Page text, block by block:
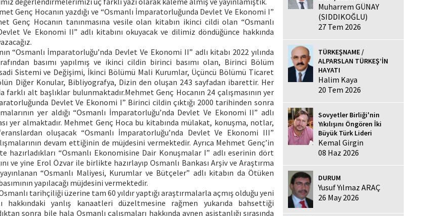
Genç Hocanın yazdığı ve “Osmanlı İmparatorluğunda Devlet Ve Ekonomi I”
Genç Hocanın tanınmasına vesile olan kitabın ikinci cildi olan “Osmanlı
Ve Ekonomi II” adlı kitabını okuyacak ve dilimiz döndüğünce hakkında
“Osmanlı İmparatorluğu’nda Devlet Ve Ekonomi II” adlı kitabı 2022 yılında
basımı yapılmış ve ikinci cildin birinci basımı olan, Birinci Bölüm
Sistemi ve Değişimi, İkinci Bölümü Mali Kurumlar, Üçüncü Bölümü Ticaret
Diğer Konular, Bibliyografya, Dizin den oluşan 243 sayfadan ibarettir. Her
farklı alt başlıklar bulunmaktadır.Mehmet Genç Hocanın 24 çalışmasının yer
Devlet Ve Ekonomi I” Birinci cildin çıktığı 2000 tarihinden sonra
yer aldığı “Osmanlı İmparatorluğu’nda Devlet Ve Ekonomi II” adlı
yer almaktadır. Mehmet Genç Hoca bu kitabında mülakat, konuşma, notlar,
oluşacak “Osmanlı İmparatorluğu’nda Devlet Ve Ekonomi III”
devam ettiğinin de müjdesini vermektedir. Ayrıca Mehmet Genç’in
hazırladıkları “Osmanlı Ekonomisine Dair Konuşmalar I” adlı eserinin dört
ve yine Erol Özvar ile birlikte hazırlayıp Osmanlı Bankası Arşiv ve Araştırma
“Osmanlı Maliyesi, Kurumlar ve Bütçeler” adlı kitabın da Ötüken
yapılacağı müjdesini vermektedir.
tarihçiliği üzerine tam 60 yıldır yaptığı araştırmalarla açmış olduğu yeni
hakkındaki yanlış kanaatleri düzeltmesine rağmen yukarıda bahsettiği
sonra bile hala Osmanlı çalışmaları hakkında aynen asistanlığı sırasında
Muharrem GÜNAY
(SIDDIKOĞLU)
27 Tem 2026
TÜRKEŞNAME /
ALPARSLAN TÜRKEŞ’İN
HAYATI
Halim Kaya
20 Tem 2026
Sovyetler Birliği'nin
Yıkılışını Öngören İki
Büyük Türk Lideri
Kemal Girgin
08 Haz 2026
DURUM
Yusuf Yılmaz ARAÇ
26 May 2026